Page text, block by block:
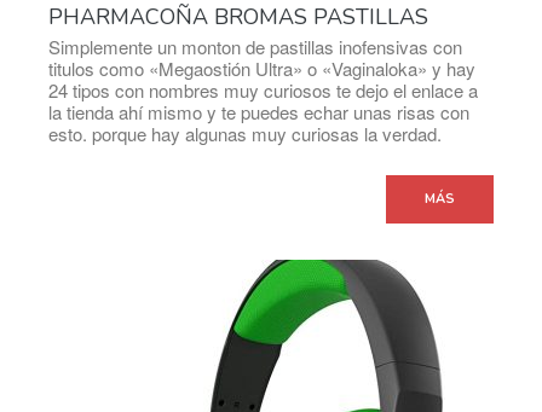
PHARMACOÑA BROMAS PASTILLAS
Simplemente un monton de pastillas inofensivas con
titulos como «Megaostión Ultra» o «Vaginaloka» y hay
24 tipos con nombres muy curiosos te dejo el enlace a
la tienda ahí mismo y te puedes echar unas risas con
esto. porque hay algunas muy curiosas la verdad.
MÁS